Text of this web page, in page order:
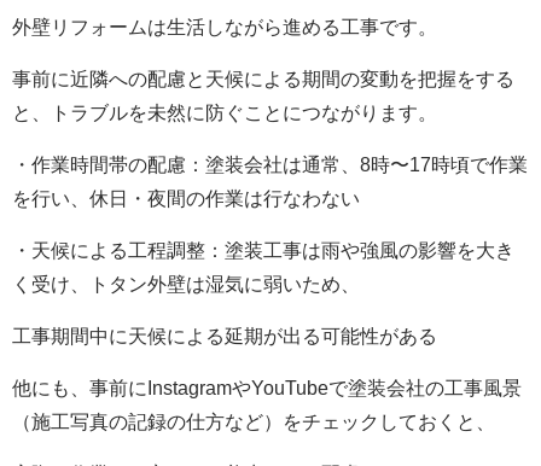
外壁リフォームは生活しながら進める工事です。
事前に近隣への配慮と天候による期間の変動を把握をする
と、トラブルを未然に防ぐことにつながります。
・作業時間帯の配慮：塗装会社は通常、8時〜17時頃で作業
を行い、休日・夜間の作業は行なわない
・天候による工程調整：塗装工事は雨や強風の影響を大き
く受け、トタン外壁は湿気に弱いため、
工事期間中に天候による延期が出る可能性がある
他にも、事前にInstagramやYouTubeで塗装会社の工事風景
（施工写真の記録の仕方など）をチェックしておくと、